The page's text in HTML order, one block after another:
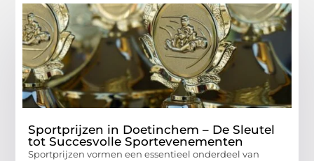
Sportprijzen in Doetinchem – De Sleutel
tot Succesvolle Sportevenementen
Sportprijzen vormen een essentieel onderdeel van